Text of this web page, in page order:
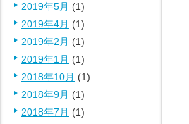
2019年5月 (1)
2019年4月 (1)
2019年2月 (1)
2019年1月 (1)
2018年10月 (1)
2018年9月 (1)
2018年7月 (1)